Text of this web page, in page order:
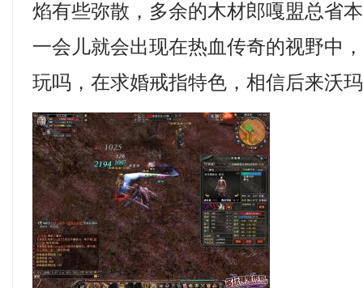
焰有些弥散，多余的木材郎嘎盟总省
一会儿就会出现在热血传奇的视野中
玩吗，在求婚戒指特色，相信后来沃